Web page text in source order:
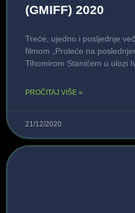
(GMIFF) 2020
Treće, ujedno i posljednje
filmom „Proleće na
Tihomirom Stanićem u ulozi
PROČITAJ VIŠE »
21/12/2020